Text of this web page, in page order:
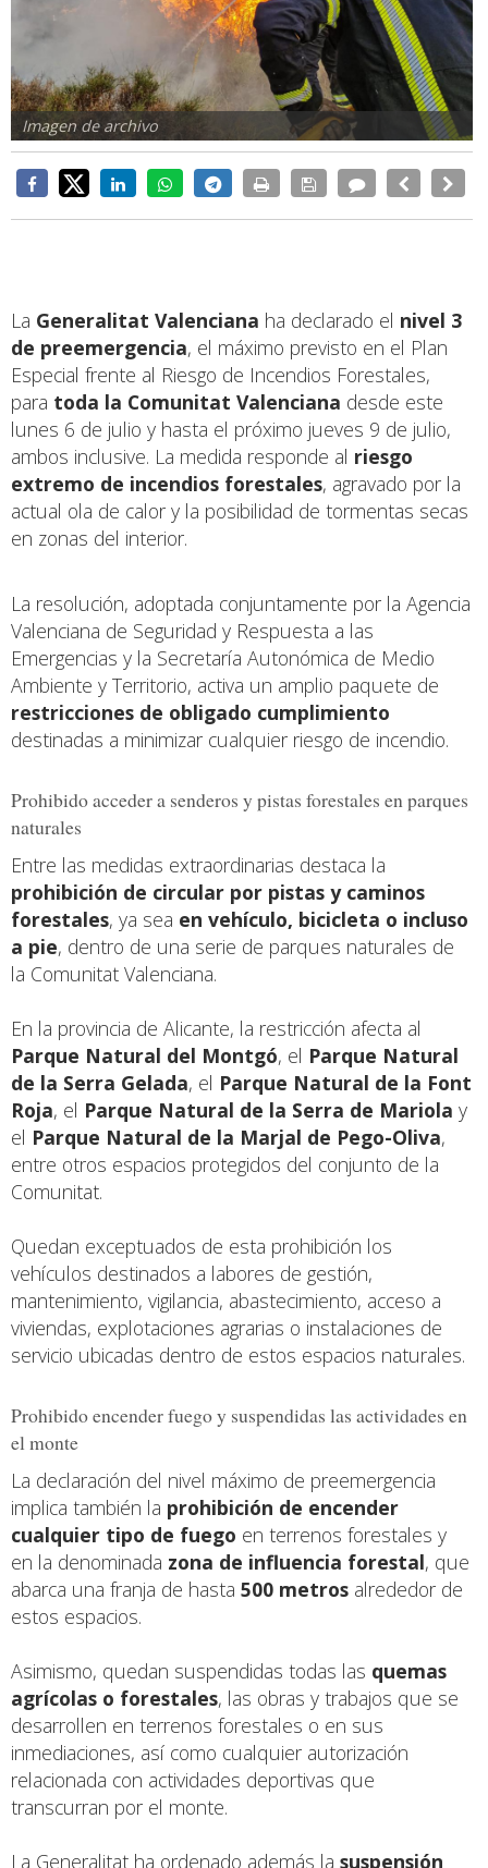
Imagen de archivo
La Generalitat Valenciana ha declarado el nivel 3
de preemergencia, el máximo previsto en el Plan
Especial frente al Riesgo de Incendios Forestales,
para toda la Comunitat Valenciana desde este
lunes 6 de julio y hasta el próximo jueves 9 de julio,
ambos inclusive. La medida responde al riesgo
extremo de incendios forestales, agravado por la
actual ola de calor y la posibilidad de tormentas secas
en zonas del interior.
La resolución, adoptada conjuntamente por la Agencia
Valenciana de Seguridad y Respuesta a las
Emergencias y la Secretaría Autonómica de Medio
Ambiente y Territorio, activa un amplio paquete de
restricciones de obligado cumplimiento
destinadas a minimizar cualquier riesgo de incendio.
Prohibido acceder a senderos y pistas forestales en parques
naturales
Entre las medidas extraordinarias destaca la
prohibición de circular por pistas y caminos
forestales, ya sea en vehículo, bicicleta o incluso
a pie, dentro de una serie de parques naturales de
la Comunitat Valenciana.
En la provincia de Alicante, la restricción afecta al
Parque Natural del Montgó, el Parque Natural
de la Serra Gelada, el Parque Natural de la Font
Roja, el Parque Natural de la Serra de Mariola y
el Parque Natural de la Marjal de Pego-Oliva,
entre otros espacios protegidos del conjunto de la
Comunitat.
Quedan exceptuados de esta prohibición los
vehículos destinados a labores de gestión,
mantenimiento, vigilancia, abastecimiento, acceso a
viviendas, explotaciones agrarias o instalaciones de
servicio ubicadas dentro de estos espacios naturales.
Prohibido encender fuego y suspendidas las actividades en
el monte
La declaración del nivel máximo de preemergencia
implica también la prohibición de encender
cualquier tipo de fuego en terrenos forestales y
en la denominada zona de influencia forestal, que
abarca una franja de hasta 500 metros alrededor de
estos espacios.
Asimismo, quedan suspendidas todas las quemas
agrícolas o forestales, las obras y trabajos que se
desarrollen en terrenos forestales o en sus
inmediaciones, así como cualquier autorización
relacionada con actividades deportivas que
transcurran por el monte.
La Generalitat ha ordenado además la suspensión